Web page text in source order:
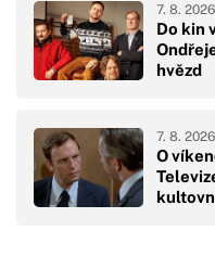
Do kin
hvězd
7. 8. 2026
O
7. 8. 2026